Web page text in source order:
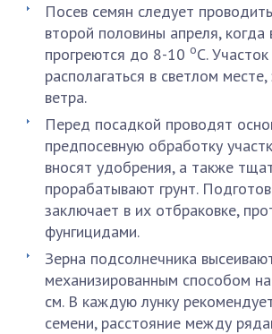
Посев семян следует
второй половины апреля, когда
прогреются до 8-10 оС.
располагаться в светлом
ветра.
Перед посадкой проводят
предпосевную обработку
вносят удобрения, а также
прорабатывают грунт.
заключает в их отбраковке,
фунгицидами.
Зерна подсолнечника
механизированным способом
см. В каждую лунку
семени, расстояние между